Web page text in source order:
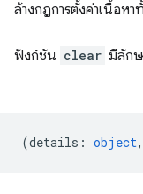
ล้างกฎการตั้งค่าเนื้อห
ฟังก์ชัน clear มีลัก
(details : object,